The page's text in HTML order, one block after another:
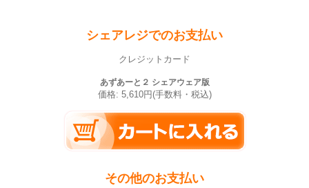
シェアレジでのお支払い
クレジットカード
あずあーと２ シェアウェア版
価格: 5,610円(手数料・税込)
その他のお支払い